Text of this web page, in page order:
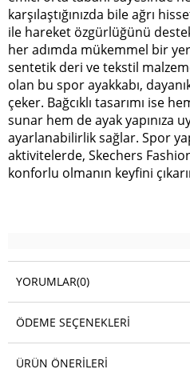
karşılaştığınızda bile ağrı
ile hareket özgürlüğünü
her adımda mükemmel bir
sentetik deri ve tekstil
olan bu spor ayakkabı,
çeker. Bağcıklı tasarımı ise
sunar hem de ayak yapınıza
ayarlanabilirlik sağlar. Spor
aktivitelerde, Skechers
konforlu olmanın keyfini
YORUMLAR(0)
ÖDEME SEÇENEKLERI
ÜRÜN ÖNERILERI